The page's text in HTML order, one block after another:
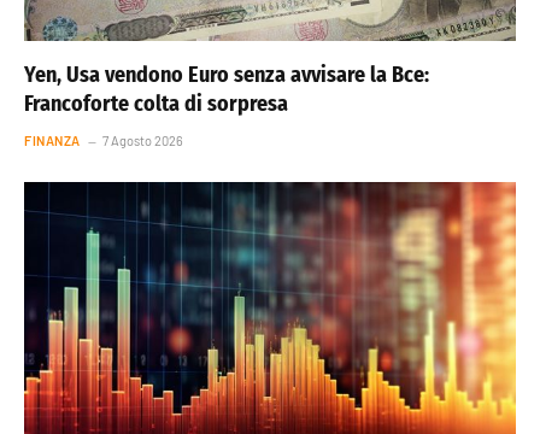
Yen, Usa vendono Euro senza avvisare la Bce:
Francoforte colta di sorpresa
FINANZA 7 Agosto 2026